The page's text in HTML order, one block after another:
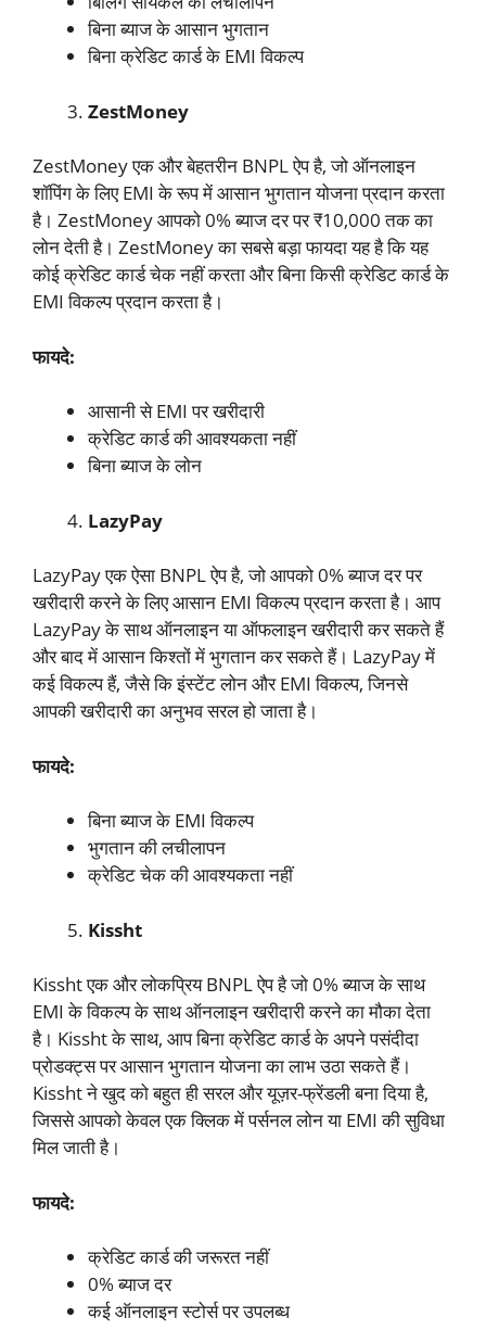
बिना ब्याज के आसान भुगतान
बिना क्रेडिट कार्ड के EMI विकल्प
ZestMoney
ZestMoney एक और बेहतरीन BNPL ऐप है, जो ऑनलाइन
शॉपिंग के लिए EMI के रूप में आसान भुगतान योजना प्रदान करता
है। ZestMoney आपको 0% ब्याज दर पर ₹10,000 तक का
लोन देती है। ZestMoney का सबसे बड़ा फायदा यह है कि यह
कोई क्रेडिट कार्ड चेक नहीं करता और बिना किसी क्रेडिट कार्ड के
EMI विकल्प प्रदान करता है।
फायदे:
आसानी से EMI पर खरीदारी
क्रेडिट कार्ड की आवश्यकता नहीं
बिना ब्याज के लोन
LazyPay
LazyPay एक ऐसा BNPL ऐप है, जो आपको 0% ब्याज दर पर
खरीदारी करने के लिए आसान EMI विकल्प प्रदान करता है। आप
LazyPay के साथ ऑनलाइन या ऑफलाइन खरीदारी कर सकते हैं
और बाद में आसान किश्तों में भुगतान कर सकते हैं। LazyPay में
कई विकल्प हैं, जैसे कि इंस्टेंट लोन और EMI विकल्प, जिनसे
आपकी खरीदारी का अनुभव सरल हो जाता है।
फायदे:
बिना ब्याज के EMI विकल्प
भुगतान की लचीलापन
क्रेडिट चेक की आवश्यकता नहीं
Kissht
Kissht एक और लोकप्रिय BNPL ऐप है जो 0% ब्याज के साथ
EMI के विकल्प के साथ ऑनलाइन खरीदारी करने का मौका देता
है। Kissht के साथ, आप बिना क्रेडिट कार्ड के अपने पसंदीदा
प्रोडक्ट्स पर आसान भुगतान योजना का लाभ उठा सकते हैं।
Kissht ने खुद को बहुत ही सरल और यूज़र-फ्रेंडली बना दिया है,
जिससे आपको केवल एक क्लिक में पर्सनल लोन या EMI की सुविधा
मिल जाती है।
फायदे:
क्रेडिट कार्ड की जरूरत नहीं
0% ब्याज दर
कई ऑनलाइन स्टोर्स पर उपलब्ध